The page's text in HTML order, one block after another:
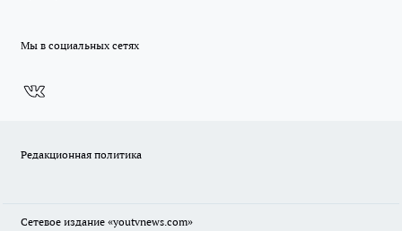
Мы в социальных сетях
Редакционная политика
Сетевое издание «youtvnews.com»